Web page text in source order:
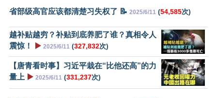
省部级高官应该都清楚习失权了 📝 2025/6/11 (54,585次)
越补贴越穷？补贴到底养肥了谁？真相令人
震惊！
▶️ 2025/6/11 (327,832次)
【唐青看时事】习近平栽在“比他还高”的力
量上 ▶️ 2025/6/11 (331,237次)